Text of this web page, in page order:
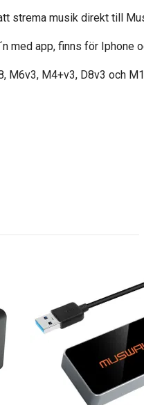
strema musik direkt till
med app, finns för Iphone
M6v3, M4+v3, D8v3 och